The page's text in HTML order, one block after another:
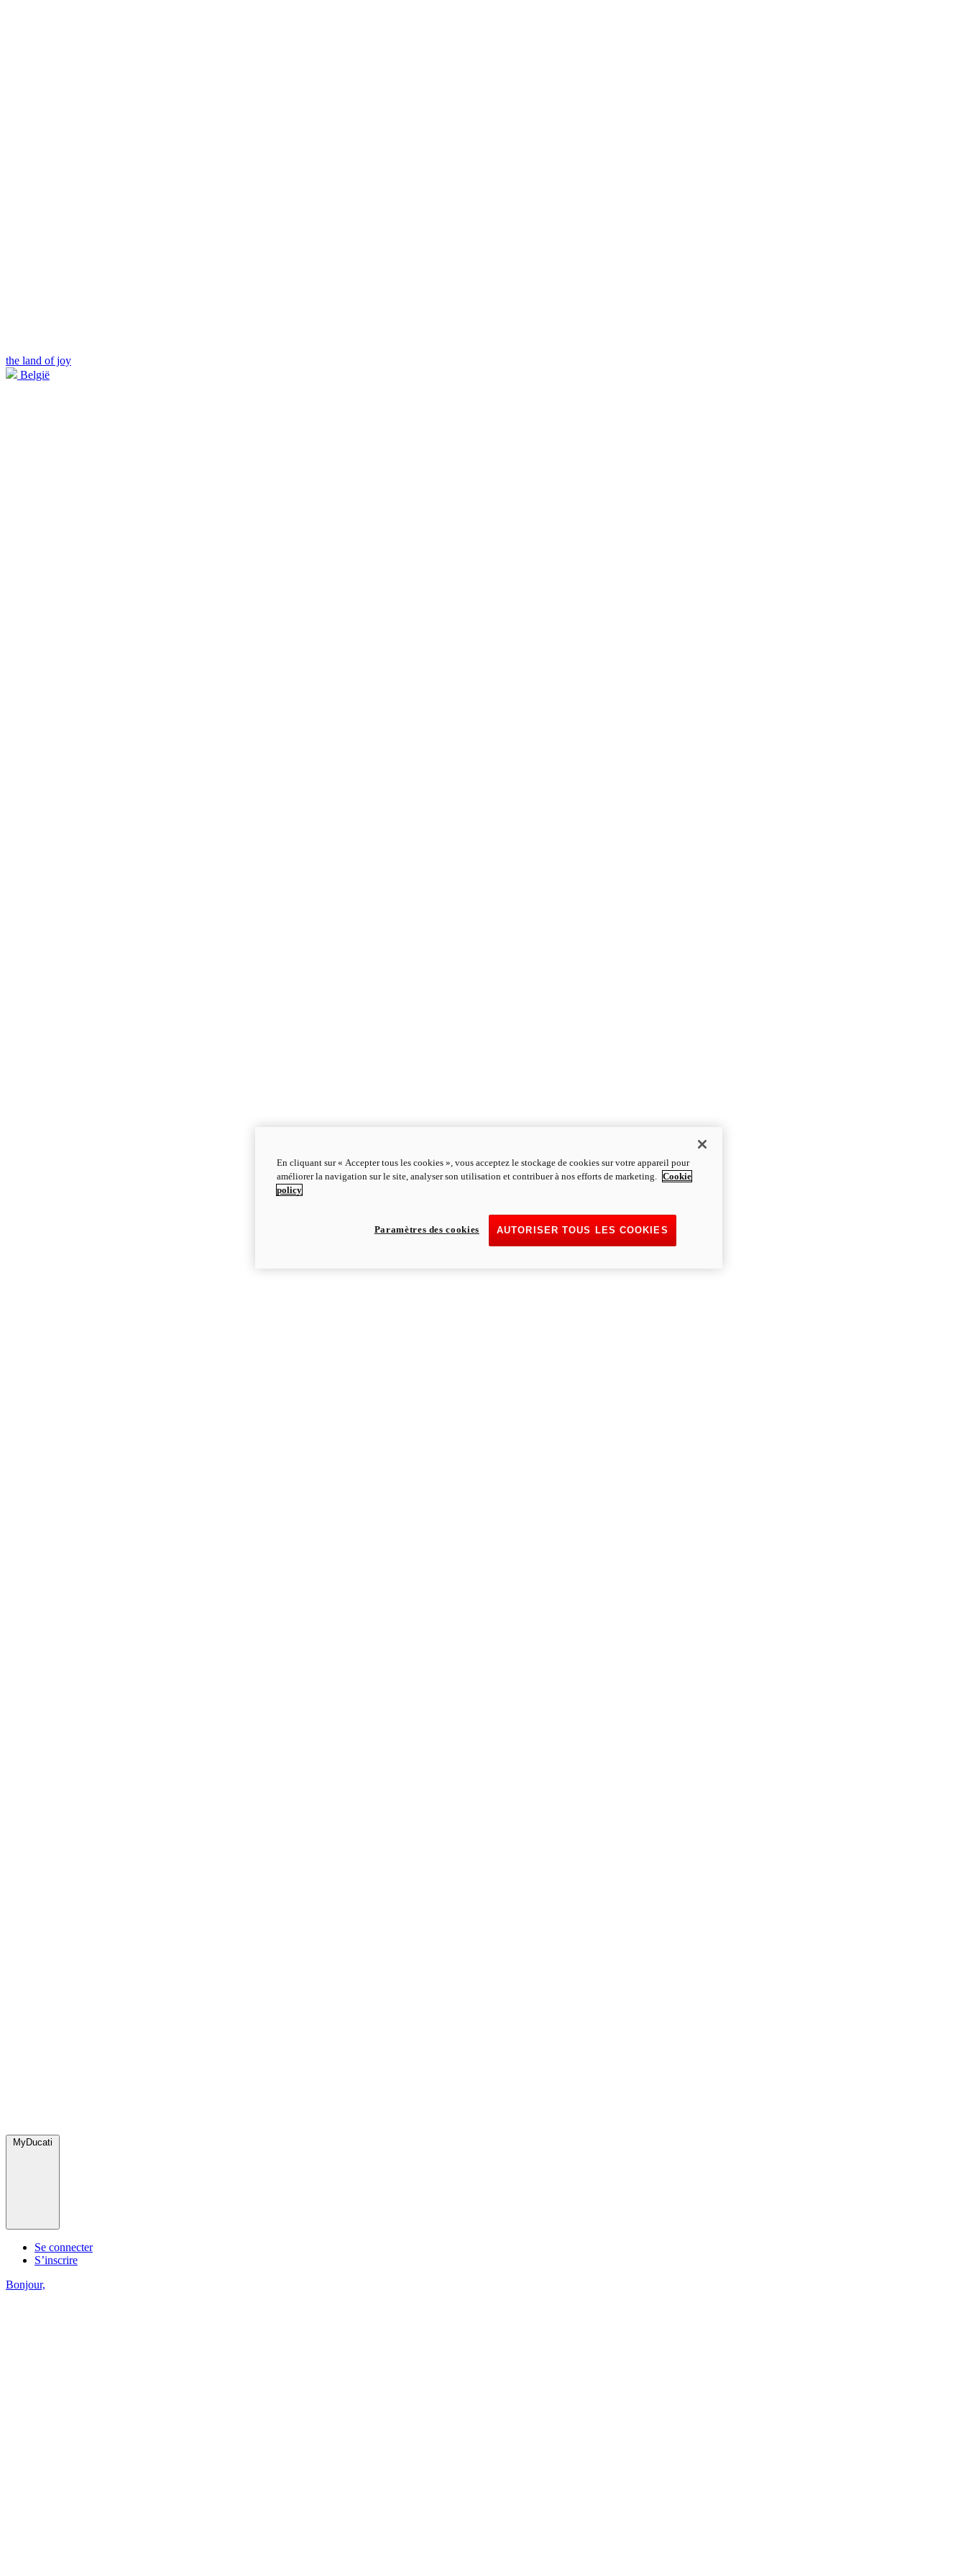
the land of joy
België
MyDucati
Se connecter
S’inscrire
Bonjour,
En cliquant sur « Accepter tous les cookies », vous acceptez le stockage de cookies sur votre appareil pour
améliorer la navigation sur le site, analyser son utilisation et contribuer à nos efforts de marketing. Cookie
policy
AUTORISER TOUS LES COOKIES
Paramètres des cookies